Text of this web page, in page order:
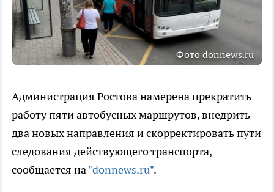
Фото donnews.ru
Администрация Ростова намерена прекратить
работу пяти автобусных маршрутов, внедрить
два новых направления и скорректировать пути
следования действующего транспорта,
сообщается на"donnews.ru".